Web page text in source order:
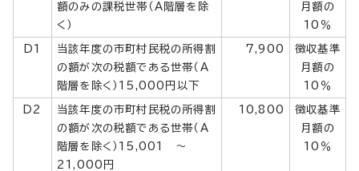
額のみの課税世帯（A階層を除
く）
月額の
10％
D1
当該年度の市町村民税の所得割
の額が次の税額である世帯（A
階層を除く）15,000円以下
7,900
徴収基準
月額の
10％
D2
当該年度の市町村民税の所得割
の額が次の税額である世帯（A
階層を除く）15,001 ～
21,000円
10,800
徴収基準
月額の
10％